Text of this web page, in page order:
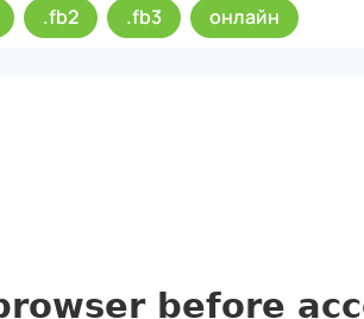
.fb2 .fb3 онлайн